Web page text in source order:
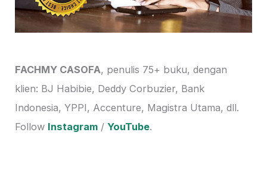
FACHMY CASOFA, penulis 75+ buku, dengan
klien: BJ Habibie, Deddy Corbuzier, Bank
Indonesia, YPPI, Accenture, Magistra Utama, dll.
Follow Instagram /YouTube.